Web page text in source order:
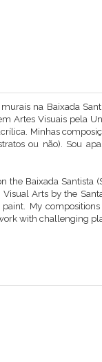
na Baixada
Artes Visuais pela
Minhas
ou não). Sou
Baixada Santista
Arts by the
My
with challenging